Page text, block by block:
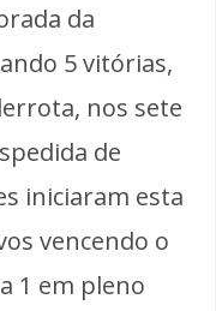
da
5 vitórias,
nos sete
de
iniciaram esta
vencendo o
1 em pleno